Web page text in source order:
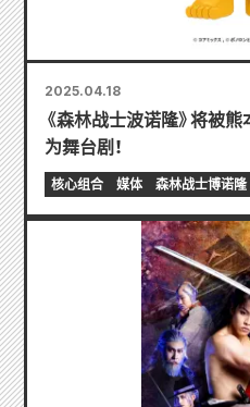
2025.04.18
《森林战士波诺隆》将被
为舞台剧！
核心组合 媒体 森林战士博诺隆